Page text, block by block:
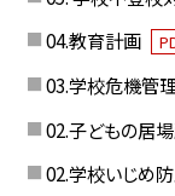
04.教育計画
03.学校危機管
02.子どもの居
02.学校いじめ